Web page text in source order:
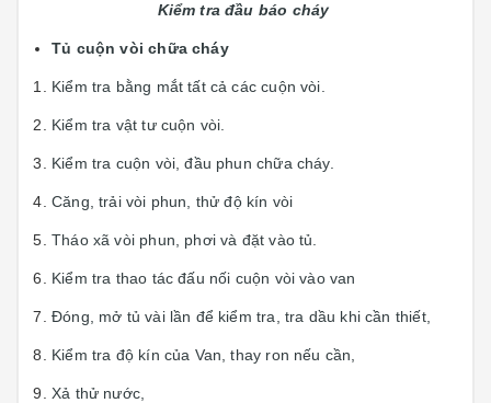
Kiểm tra đầu báo cháy
Tủ cuộn vòi chữa cháy
Kiểm tra bằng mắt tất cả các cuộn vòi.
Kiểm tra vật tư cuộn vòi.
Kiểm tra cuộn vòi, đầu phun chữa cháy.
Căng, trải vòi phun, thử độ kín vòi
Tháo xã vòi phun, phơi và đặt vào tủ.
Kiểm tra thao tác đấu nối cuộn vòi vào van
Đóng, mở tủ vài lần để kiểm tra, tra dầu khi cần thiết,
Kiểm tra độ kín của Van, thay ron nếu cần,
Xả thử nước,